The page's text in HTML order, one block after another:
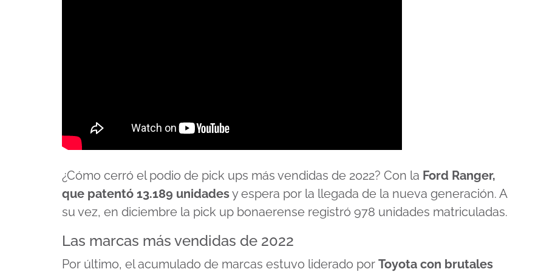
¿Cómo cerró el podio de pick ups más vendidas de 2022? Con la Ford Ranger,
que patentó 13.189 unidadesy espera por la llegada de la nueva generación. A
su vez, en diciembre la pick up bonaerense registró 978 unidades matriculadas.
Las marcas más vendidas de 2022
Por último, el acumulado de marcas estuvo liderado por Toyota con brutales